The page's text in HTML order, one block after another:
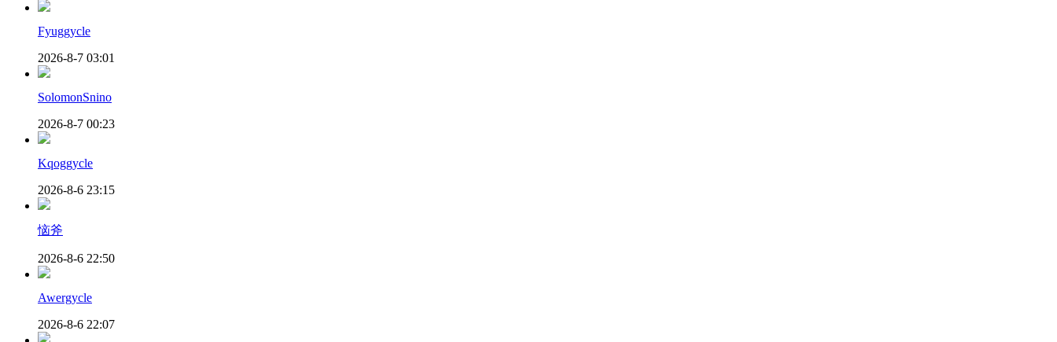
Fyuggycle
2026-8-7 03:01
SolomonSnino
2026-8-7 00:23
Kqoggycle
2026-8-6 23:15
恼斧
2026-8-6 22:50
Awergycle
2026-8-6 22:07